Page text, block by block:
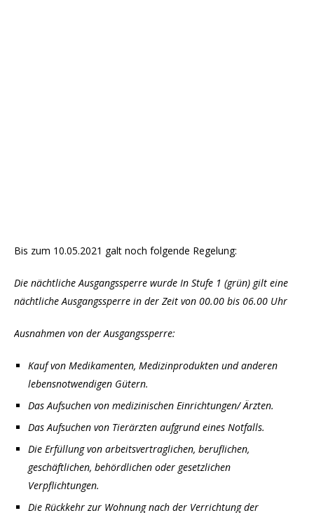
Bis zum 10.05.2021 galt noch folgende Regelung:
Die nächtliche Ausgangssperre wurde In Stufe 1 (grün) gilt eine
nächtliche Ausgangssperre in der Zeit von 00.00 bis 06.00 Uhr
Ausnahmen von der Ausgangssperre:
Kauf von Medikamenten, Medizinprodukten und anderen
lebensnotwendigen Gütern.
Das Aufsuchen von medizinischen Einrichtungen/ Ärzten.
Das Aufsuchen von Tierärzten aufgrund eines Notfalls.
Die Erfüllung von arbeitsvertraglichen, beruflichen,
geschäftlichen, behördlichen oder gesetzlichen
Verpflichtungen.
Die Rückkehr zur Wohnung nach der Verrichtung der